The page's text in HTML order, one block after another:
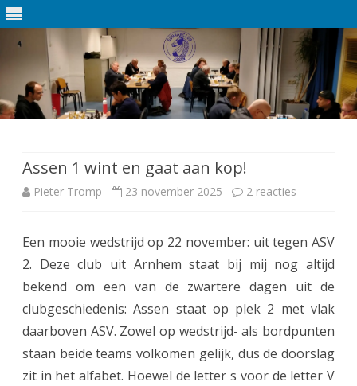
de
inhoud
Assen 1 wint en gaat aan kop!
Pieter Tromp 23 november 2025 2 reacties
A
s
s
e
n
Een mooie wedstrijd op 22 november: uit tegen ASV
2. Deze club uit Arnhem staat bij mij nog altijd
bekend om een van de zwartere dagen uit de
clubgeschiedenis: Assen staat op plek 2 met vlak
daarboven ASV. Zowel op wedstrijd- als bordpunten
staan beide teams volkomen gelijk, dus de doorslag
zit in het alfabet. Hoewel de letter s voor de letter V